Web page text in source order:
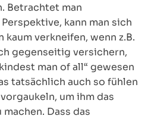
Betrachtet man
kann man sich
verkneifen, wenn z.B.
gegenseitig versichern,
man of all“ gewesen
tatsächlich auch so fühlen
um ihm das
Dass das